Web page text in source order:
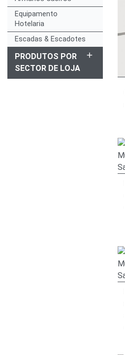
Equipamento
Hotelaria
Escadas & Escadotes
PRODUTOS POR
SECTOR DE LOJA
add